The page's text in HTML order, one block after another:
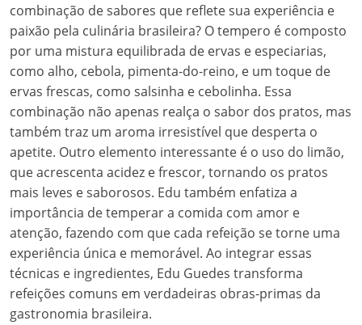
combinação de sabores que reflete sua experiência e
paixão pela culinária brasileira? O tempero é composto
por uma mistura equilibrada de ervas e especiarias,
como alho, cebola, pimenta-do-reino, e um toque de
ervas frescas, como salsinha e cebolinha. Essa
combinação não apenas realça o sabor dos pratos, mas
também traz um aroma irresistível que desperta o
apetite. Outro elemento interessante é o uso do limão,
que acrescenta acidez e frescor, tornando os pratos
mais leves e saborosos. Edu também enfatiza a
importância de temperar a comida com amor e
atenção, fazendo com que cada refeição se torne uma
experiência única e memorável. Ao integrar essas
técnicas e ingredientes, Edu Guedes transforma
refeições comuns em verdadeiras obras-primas da
gastronomia brasileira.